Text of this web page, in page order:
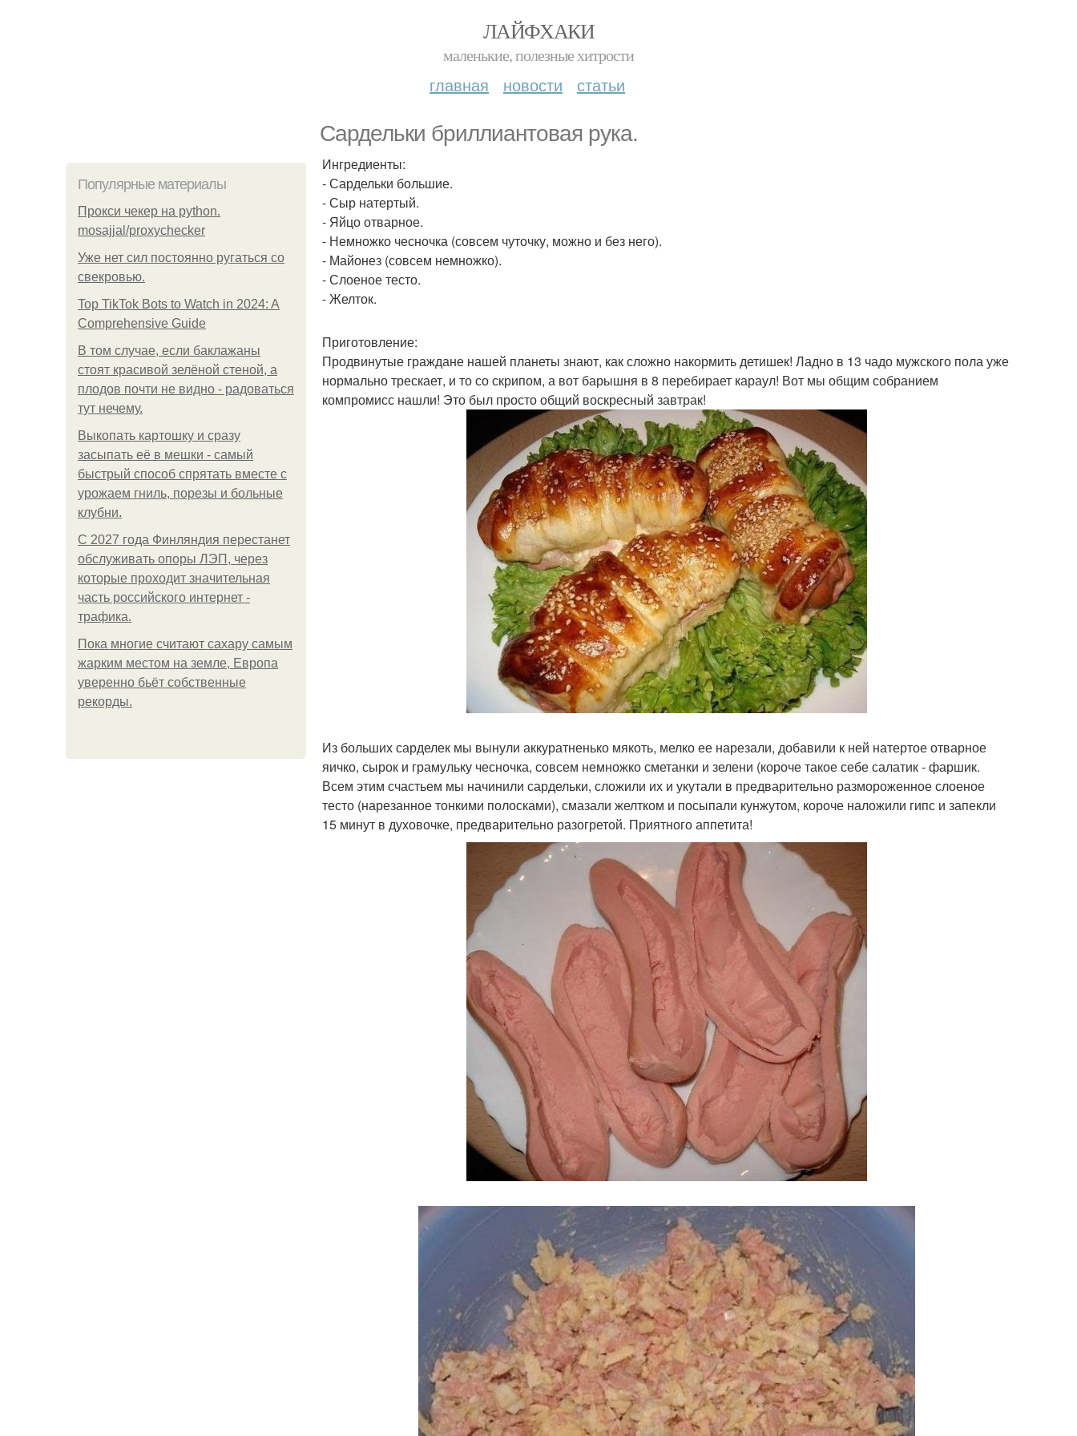
ЛАЙФХАКИ
маленькие, полезные хитрости
главная новости статьи
Сардельки бриллиантовая рука.
Популярные материалы
Прокси чекер на python.
mosajjal/proxychecker
Уже нет сил постоянно ругаться со
свекровью.
Top TikTok Bots to Watch in 2024: A
Comprehensive Guide
В том случае, если баклажаны
стоят красивой зелёной стеной, а
плодов почти не видно - радоваться
тут нечему.
Выкопать картошку и сразу
засыпать её в мешки - самый
быстрый способ спрятать вместе с
урожаем гниль, порезы и больные
клубни.
С 2027 года Финляндия перестанет
обслуживать опоры ЛЭП, через
которые проходит значительная
часть российского интернет -
трафика.
Пока многие считают сахару самым
жарким местом на земле, Европа
уверенно бьёт собственные
рекорды.
Ингредиенты:
- Сардельки большие.
- Сыр натертый.
- Яйцо отварное.
- Немножко чесночка (совсем чуточку, можно и без него).
- Майонез (совсем немножко).
- Слоеное тесто.
- Желток.
Приготовление:
Продвинутые граждане нашей планеты знают, как сложно накормить детишек! Ладно в 13 чадо мужского пола уже
нормально трескает, и то со скрипом, а вот барышня в 8 перебирает караул! Вот мы общим собранием
компромисс нашли! Это был просто общий воскресный завтрак!
Из больших сарделек мы вынули аккуратненько мякоть, мелко ее нарезали, добавили к ней натертое отварное
яичко, сырок и грамульку чесночка, совсем немножко сметанки и зелени (короче такое себе салатик - фаршик.
Всем этим счастьем мы начинили сардельки, сложили их и укутали в предварительно размороженное слоеное
тесто (нарезанное тонкими полосками), смазали желтком и посыпали кунжутом, короче наложили гипс и запекли
15 минут в духовочке, предварительно разогретой. Приятного аппетита!